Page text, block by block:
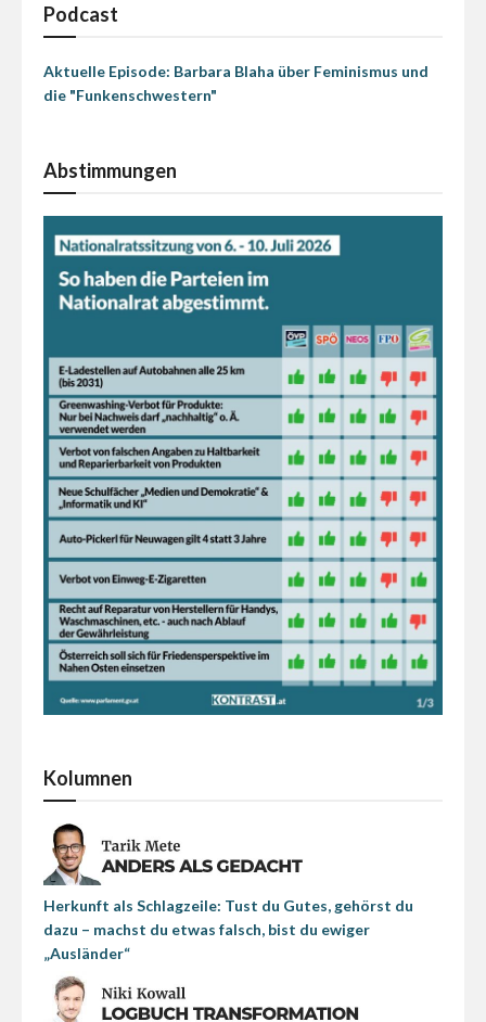
Podcast
Aktuelle Episode: Barbara Blaha über Feminismus und
die "Funkenschwestern"
Abstimmungen
Kolumnen
Herkunft als Schlagzeile: Tust du Gutes, gehörst du
dazu – machst du etwas falsch, bist du ewiger
„Ausländer“